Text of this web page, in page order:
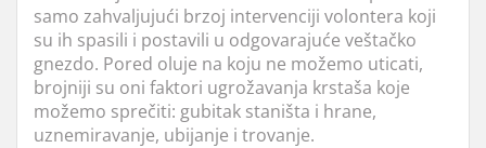
samo zahvaljujući brzoj intervenciji volontera koji
su ih spasili i postavili u odgovarajuće veštačko
gnezdo. Pored oluje na koju ne možemo uticati,
brojniji su oni faktori ugrožavanja krstaša koje
možemo sprečiti: gubitak staništa i hrane,
uznemiravanje, ubijanje i trovanje.